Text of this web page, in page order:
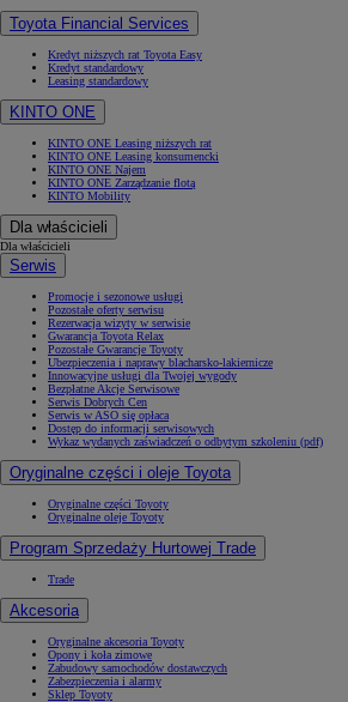
Toyota Financial Services
Kredyt niższych rat Toyota Easy
Kredyt standardowy
Leasing standardowy
KINTO ONE
KINTO ONE Leasing niższych rat
KINTO ONE Leasing konsumencki
KINTO ONE Najem
KINTO ONE Zarządzanie flotą
KINTO Mobility
Dla właścicieli
Dla właścicieli
Serwis
Promocje i sezonowe usługi
Pozostałe oferty serwisu
Rezerwacja wizyty w serwisie
Gwarancja Toyota Relax
Pozostałe Gwarancje Toyoty
Ubezpieczenia i naprawy blacharsko-lakiernicze
Innowacyjne usługi dla Twojej wygody
Bezpłatne Akcje Serwisowe
Serwis Dobrych Cen
Serwis w ASO się opłaca
Dostęp do informacji serwisowych
Wykaz wydanych zaświadczeń o odbytym szkoleniu (pdf)
Oryginalne części i oleje Toyota
Oryginalne części Toyoty
Oryginalne oleje Toyoty
Program Sprzedaży Hurtowej Trade
Trade
Akcesoria
Oryginalne akcesoria Toyoty
Opony i koła zimowe
Zabudowy samochodów dostawczych
Zabezpieczenia i alarmy
Sklep Toyoty